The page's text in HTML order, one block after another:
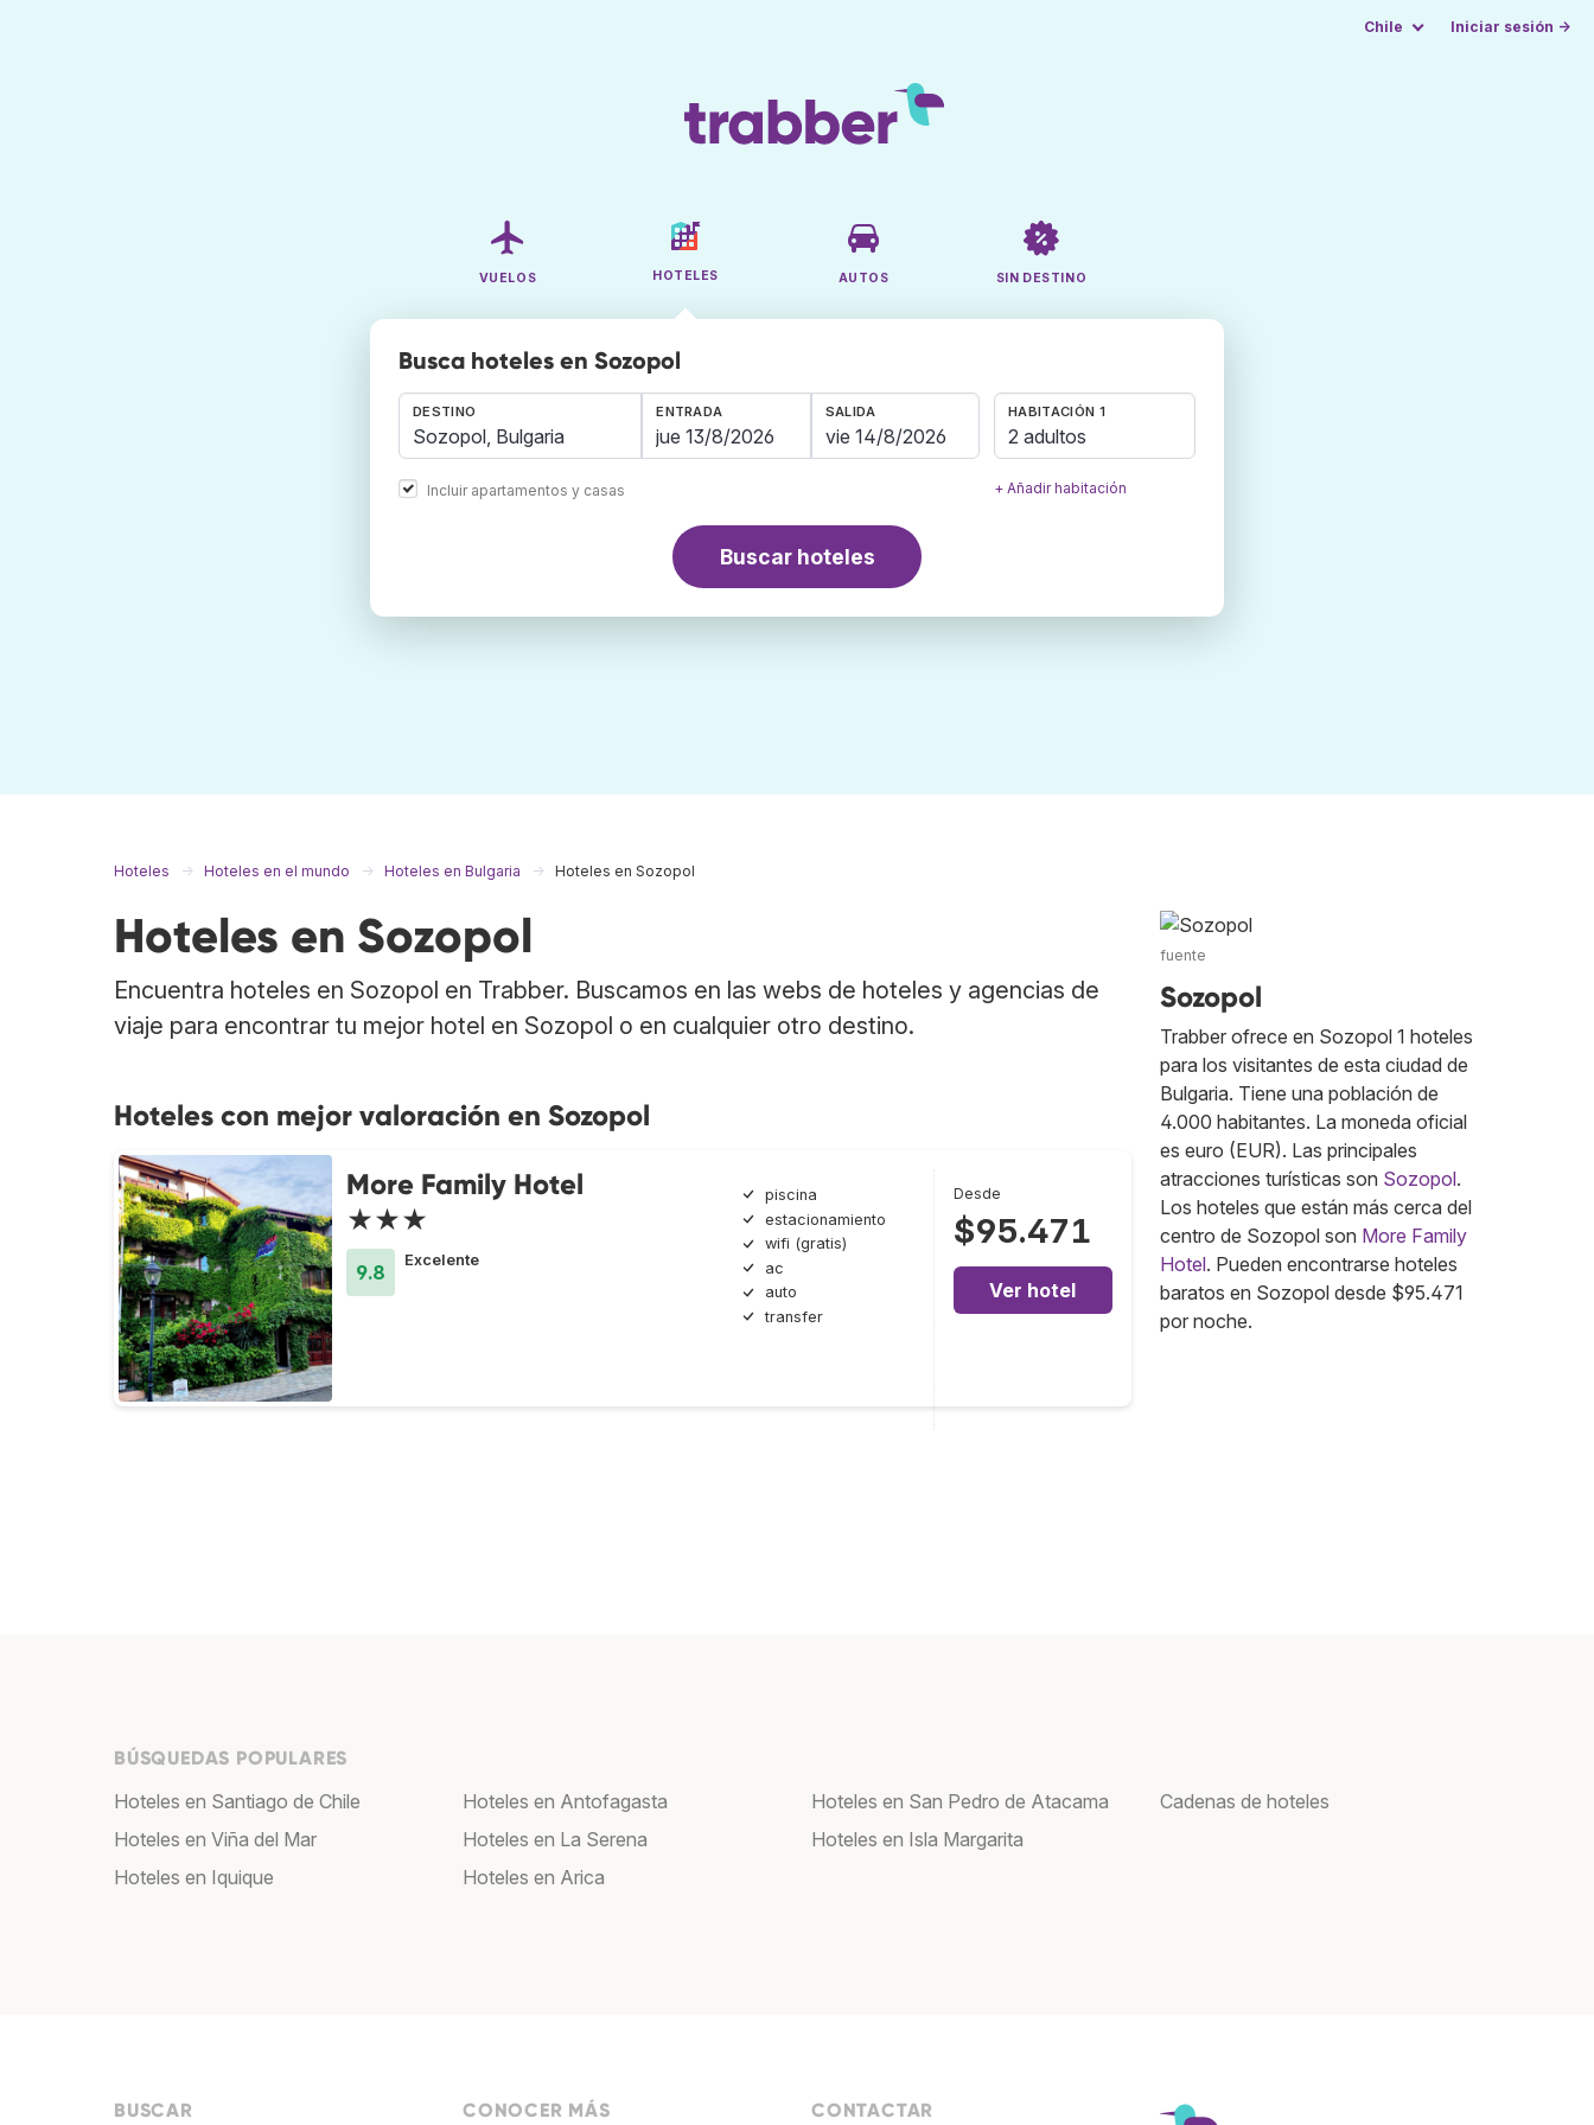
Chile Iniciar sesión →
VUELOS HOTELES AUTOS SIN DESTINO
Busca hoteles en Sozopol
DESTINO
Incluir apartamentos y casas
ENTRADA SALIDA HABITACIÓN 1
2 adultos
+ Añadir habitación
Buscar hoteles
Hoteles Hoteles en el mundo Hoteles en Bulgaria Hoteles en Sozopol
Hoteles en Sozopol
Encuentra hoteles en Sozopol en Trabber. Buscamos en las webs de hoteles y agencias de
viaje para encontrar tu mejor hotel en Sozopol o en cualquier otro destino.
Hoteles con mejor valoración en Sozopol
More Family Hotel
★★★
9.8
Excelente
piscina
estacionamiento
wifi (gratis)
ac
auto
transfer
Desde
$95.471
Ver hotel
fuente
Sozopol
Trabber ofrece en Sozopol 1 hoteles
para los visitantes de esta ciudad de
Bulgaria. Tiene una población de
4.000 habitantes. La moneda oficial
es euro (EUR). Las principales
atracciones turísticas son Sozopol.
Los hoteles que están más cerca del
centro de Sozopol son More Family
Hotel. Pueden encontrarse hoteles
baratos en Sozopol desde $95.471
por noche.
BÚSQUEDAS POPULARES
Hoteles en Santiago de Chile
Hoteles en Viña del Mar
Hoteles en Iquique
Hoteles en Antofagasta
Hoteles en La Serena
Hoteles en Arica
Hoteles en San Pedro de Atacama
Hoteles en Isla Margarita
Cadenas de hoteles
BUSCAR CONOCER MÁS CONTACTAR